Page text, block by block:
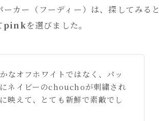
カー（フーディー）は、探してみると
pinkを選びました。
なオフホワイトではなく、パッ
ネイビーのchouchoが刺繍され
映えて、とても新鮮で素敵でし